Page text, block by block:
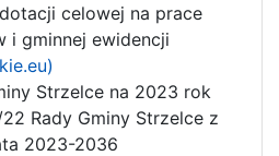
celowej na prace
i gminnej ewidencji
Strzelce na 2023 rok
Rady Gminy Strzelce z
2023-2036